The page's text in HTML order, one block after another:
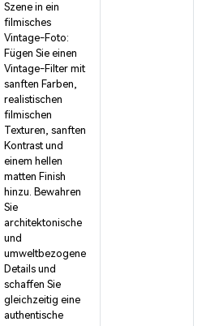
Szene in ein
filmisches
Vintage-Foto:
Fügen Sie einen
Vintage-Filter mit
sanften Farben,
realistischen
filmischen
Texturen, sanften
Kontrast und
einem hellen
matten Finish
hinzu. Bewahren
Sie
architektonische
und
umweltbezogene
Details und
schaffen Sie
gleichzeitig eine
authentische